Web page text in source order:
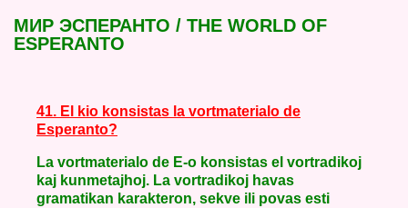
МИР ЭСПЕРАНТО / THE WORLD OF
ESPERANTO
41. El kio konsistas la vortmaterialo de
Esperanto?
La vortmaterialo de E-o konsistas el vortradikoj
kaj kunmetajhoj. La vortradikoj havas
gramatikan karakteron, sekve ili povas esti